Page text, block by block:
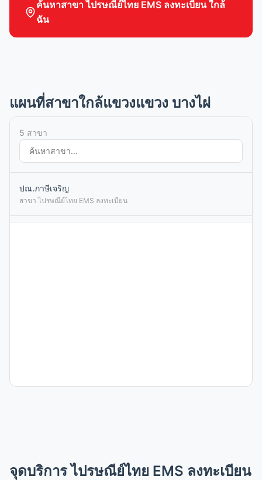
ค้นหาสาขา ไปรษณีย์ไทย EMS ลงทะเบียน ใกล้
ฉัน
แผนที่สาขาใกล้แขวงแขวง บางไผ่
5 สาขา
ปณ.ภาษีเจริญ
สาขา ไปรษณีย์ไทย EMS ลงทะเบียน
จุดบริการ ไปรษณีย์ไทย EMS ลงทะเบียน